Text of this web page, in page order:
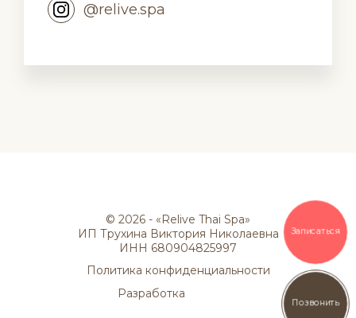
@relive.spa
© 2026 - «Relive Thai Spa»
ИП Трухина Виктория Николаевна
ИНН 680904825997
Политика конфиденциальности
Разработка
Позвонить
Записаться